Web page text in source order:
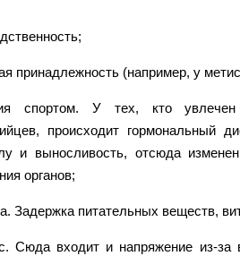
принадлежность (например, у
спортом. У тех, кто увлечен
происходит гормональный
и выносливость, отсюда
органов;
Задержка питательных веществ,
Сюда входит и напряжение из-